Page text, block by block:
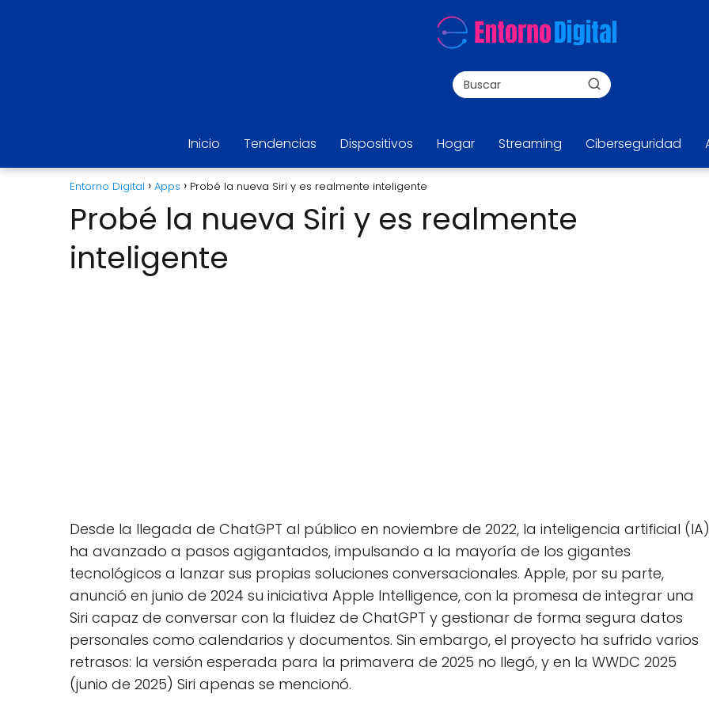
Inicio Tendencias Dispositivos Hogar Streaming Ciberseguridad
Entorno Digital Apps Probé la nueva Siri y es realmente inteligente
Probé la nueva Siri y es realmente
inteligente
Desde la llegada de ChatGPT al público en noviembre de 2022, la inteligencia artificial (IA)
ha avanzado a pasos agigantados, impulsando a la mayoría de los gigantes
tecnológicos a lanzar sus propias soluciones conversacionales. Apple, por su parte,
anunció en junio de 2024 su iniciativa Apple Intelligence, con la promesa de integrar una
Siri capaz de conversar con la fluidez de ChatGPT y gestionar de forma segura datos
personales como calendarios y documentos. Sin embargo, el proyecto ha sufrido varios
retrasos: la versión esperada para la primavera de 2025 no llegó, y en la WWDC 2025
(junio de 2025) Siri apenas se mencionó.